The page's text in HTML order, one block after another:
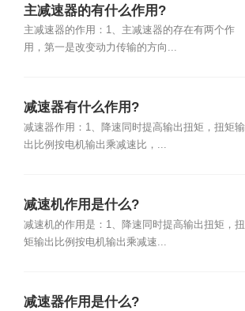
主减速器的有什么作用?
主减速器的作用：1、主减速器的存在有两个作
用，第一是改变动力传输的方向...
减速器有什么作用?
减速器作用：1、降速同时提高输出扭矩，扭矩输
出比例按电机输出乘减速比，...
减速机作用是什么?
减速机的作用是：1、降速同时提高输出扭矩，扭
矩输出比例按电机输出乘减速...
减速器作用是什么?